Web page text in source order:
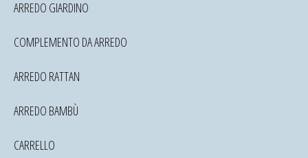
ARREDO GIARDINO
COMPLEMENTO DA ARREDO
ARREDO RATTAN
ARREDO BAMBÙ
CARRELLO